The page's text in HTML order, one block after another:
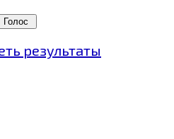
результаты